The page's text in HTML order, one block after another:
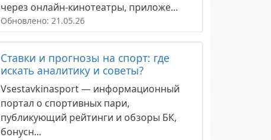
через онлайн-кинотеатры, приложе...
Обновлено: 21.05.26
Ставки и прогнозы на спорт: где
искать аналитику и советы?
Vsestavkinasport — информационный
портал о спортивных пари,
публикующий рейтинги и обзоры БК,
бонусн...